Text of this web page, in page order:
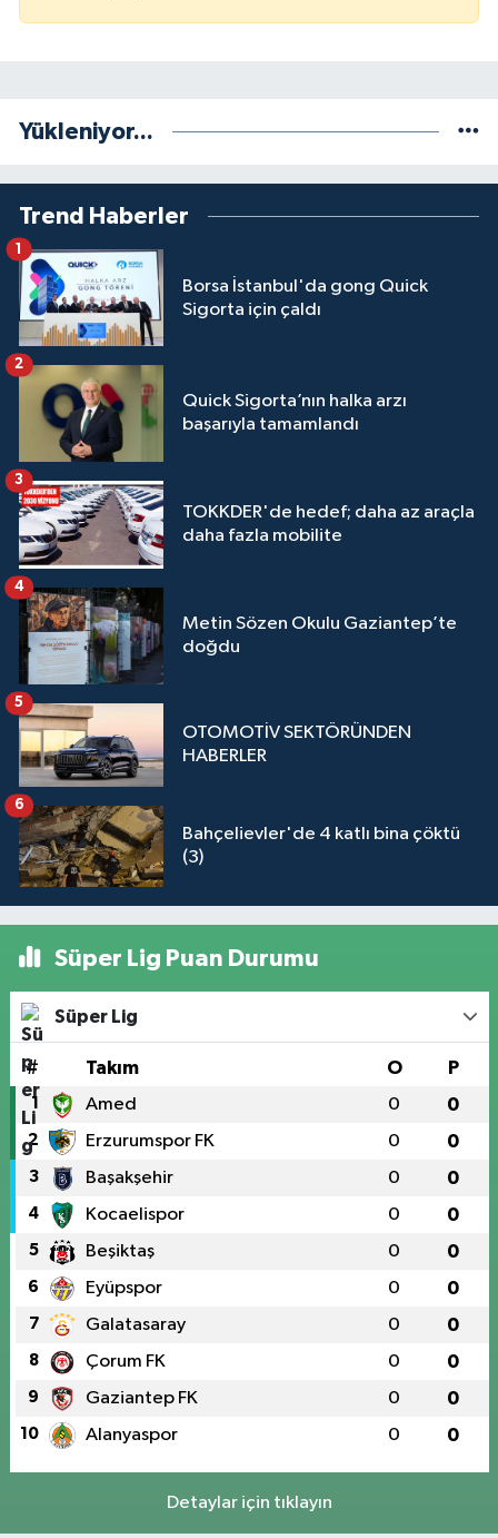
Yükleniyor...
Trend Haberler
Borsa İstanbul'da gong Quick
Sigorta için çaldı
1
Quick Sigorta’nın halka arzı
başarıyla tamamlandı
2
TOKKDER'de hedef; daha az araçla
daha fazla mobilite
3
Metin Sözen Okulu Gaziantep’te
doğdu
4
OTOMOTİV SEKTÖRÜNDEN
HABERLER
5
Bahçelievler'de 4 katlı bina çöktü
(3)
6
Süper Lig Puan Durumu
Süper Lig
# Takım O P
1 Amed 0 0
2 Erzurumspor FK 0 0
3 Başakşehir 0 0
4 Kocaelispor 0 0
5 Beşiktaş 0 0
6 Eyüpspor 0 0
7 Galatasaray 0 0
8 Çorum FK 0 0
9 Gaziantep FK 0 0
10 Alanyaspor 0 0
Detaylar için tıklayın